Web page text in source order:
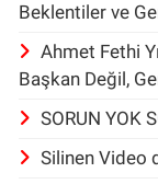
Beklentiler ve
Ahmet Fethi
Başkan Değil,
SORUN YOK
Silinen Video